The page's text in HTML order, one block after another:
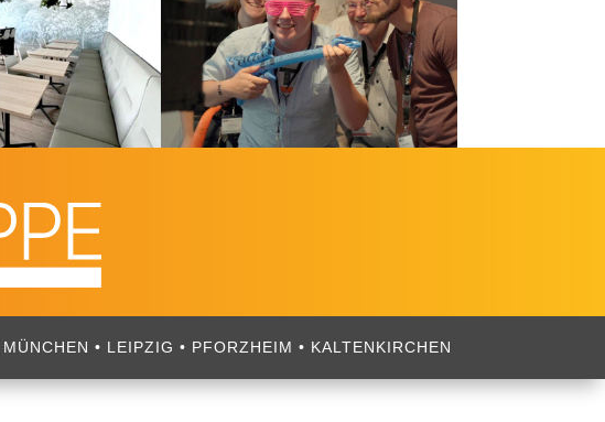
• LEIPZIG • PFORZHEIM • KALTENKIRCHEN